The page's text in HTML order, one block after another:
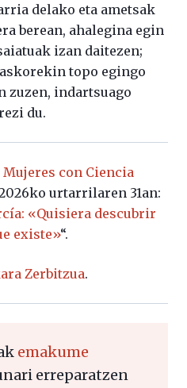
delako eta ametsak
berean, ahalegina egin
izan daitezen;
topo egingo
zuzen, indartsuago
du.
Mujeres con Ciencia
urtarrilaren 31an:
«Quisiera descubrir
existe»“.
Zerbitzua.
emakume
erreparatzen